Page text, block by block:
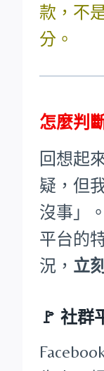
款，不
分。
怎麼判
回想起
疑，但
沒事」
平台的
況， 立
🚩 社群